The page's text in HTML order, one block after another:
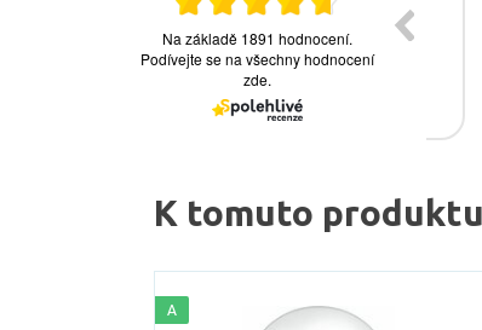
K tomuto
A